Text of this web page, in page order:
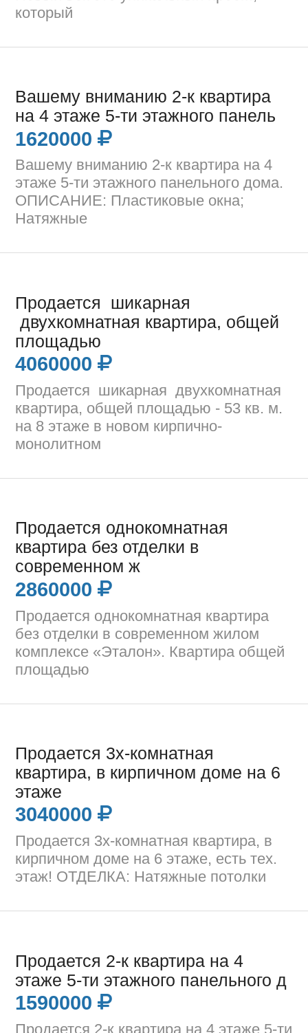
который
Вашему вниманию 2-к квартира
на 4 этаже 5-ти этажного панель
1620000
Вашему вниманию 2-к квартира на 4
этаже 5-ти этажного панельного дома.
ОПИСАНИЕ: Пластиковые окна;
Натяжные
Продается шикарная
двухкомнатная квартира, общей
площадью
4060000
Продается шикарная двухкомнатная
квартира, общей площадью - 53 кв. м.
на 8 этаже в новом кирпично-
монолитном
Продается однокомнатная
квартира без отделки в
современном ж
2860000
Продается однокомнатная квартира
без отделки в современном жилом
комплексе «Эталон». Квартира общей
площадью
Продается 3х-комнатная
квартира, в кирпичном доме на 6
этаже
3040000
Продается 3х-комнатная квартира, в
кирпичном доме на 6 этаже, есть тех.
этаж! ОТДЕЛКА: Натяжные потолки
Продается 2-к квартира на 4
этаже 5-ти этажного панельного д
1590000
Продается 2-к квартира на 4 этаже 5-ти